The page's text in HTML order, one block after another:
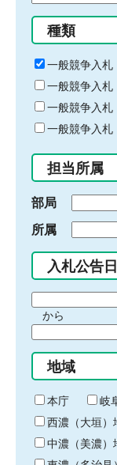
る
キ
ー
ワ
ー
ド
入
力
種類
一般競争入札
一般競争入札
一般競争入札
一般競争入札
担当所属
部局
所属
入札公告日
間
始
り
から
間
終
わ
り
地域
本庁
岐
西濃（大垣）
中濃（美濃）